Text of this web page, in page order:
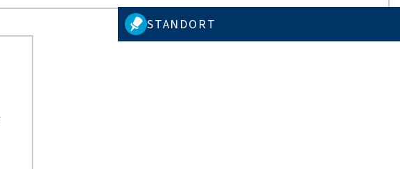
STANDORT